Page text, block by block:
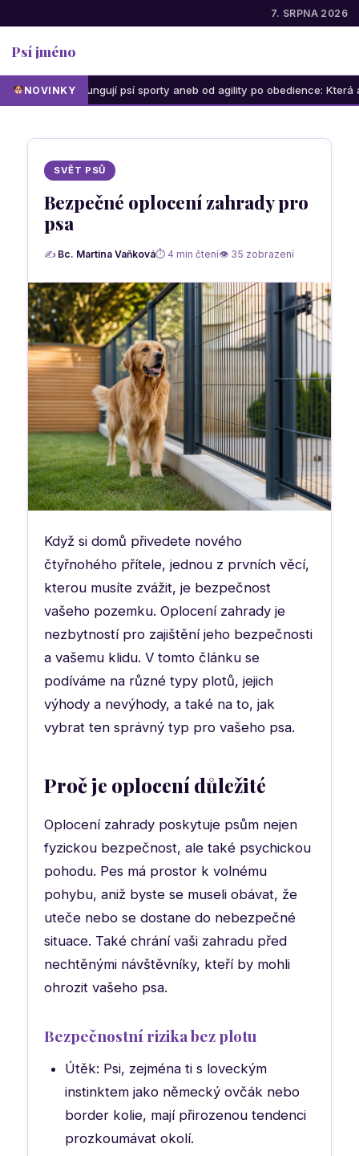
7. SRPNA 2026
Psí jméno
NOVINKY
Jak fungují psí sporty aneb od agility po obedience: Která aktivita
SVĚT PSŮ
Bezpečné oplocení zahrady pro
psa
✍ Bc. Martina Vaňková⏱ 4 min čtení👁 35 zobrazení
Když si domů přivedete nového
čtyřnohého přítele, jednou z prvních věcí,
kterou musíte zvážit, je bezpečnost
vašeho pozemku. Oplocení zahrady je
nezbytností pro zajištění jeho bezpečnosti
a vašemu klidu. V tomto článku se
podíváme na různé typy plotů, jejich
výhody a nevýhody, a také na to, jak
vybrat ten správný typ pro vašeho psa.
Proč je oplocení důležité
Oplocení zahrady poskytuje psům nejen
fyzickou bezpečnost, ale také psychickou
pohodu. Pes má prostor k volnému
pohybu, aniž byste se museli obávat, že
uteče nebo se dostane do nebezpečné
situace. Také chrání vaši zahradu před
nechtěnými návštěvníky, kteří by mohli
ohrozit vašeho psa.
Bezpečnostní rizika bez plotu
Útěk: Psi, zejména ti s loveckým
instinktem jako německý ovčák nebo
border kolie, mají přirozenou tendenci
prozkoumávat okolí.